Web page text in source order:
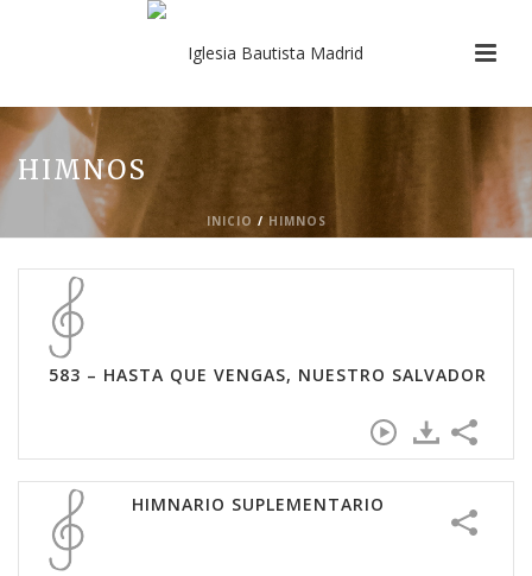
HIMNOS
INICIO / HIMNOS
583 – HASTA QUE VENGAS, NUESTRO SALVADOR
HIMNARIO SUPLEMENTARIO